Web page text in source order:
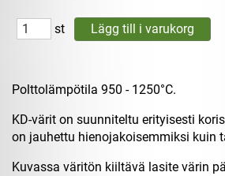
st
Polttolämpötila 950 - 1250°C.
KD-värit on suunniteltu erityisesti
on jauhettu hienojakoisemmiksi kuin
Kuvassa väritön kiiltävä lasite värin